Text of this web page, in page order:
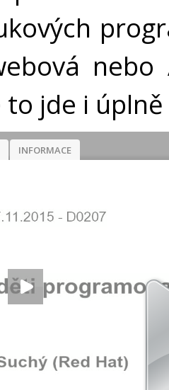
to jde i
INFORMACE